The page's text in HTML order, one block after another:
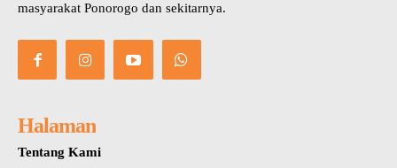
masyarakat Ponorogo dan sekitarnya.
Halaman
Tentang Kami